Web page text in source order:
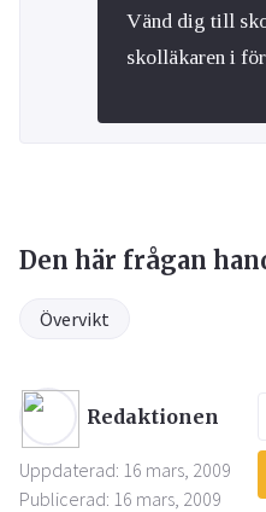
Vänd dig till
skolläkaren i
Den här frågan
Övervikt
Redaktionen
Uppdaterad: 16 mars, 2009
Publicerad: 16 mars, 2009